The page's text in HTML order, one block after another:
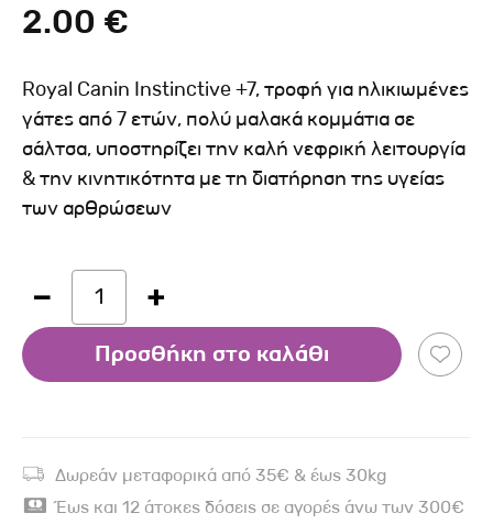
2.00 €
Royal Canin Instinctive +7, τροφή για ηλικιωμένες
γάτες από 7 ετών, πολύ μαλακά κομμάτια σε
σάλτσα, υποστηρίζει την καλή νεφρική λειτουργία
& την κινητικότητα με τη διατήρηση της υγείας
των αρθρώσεων
1
Προσθήκη στο καλάθι
Δωρεάν μεταφορικά από 35€ & έως 30kg
Έως και 12 άτοκες δόσεις σε αγορές άνω των 300€